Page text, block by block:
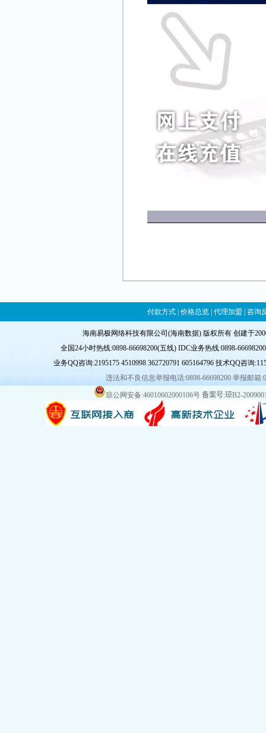
付款方式 价格总览 代理加盟 咨询
海南易极网络科技有限公司(海南数据) 版权所有 创建于
全国24小时热线:0898-66698200(五线) IDC业务热线:0898-
业务QQ咨询:2195175 4510998 362720791 605164796 技术QQ咨询:
违法和不良信息举报电话:0898-66698200 举报邮箱
琼公网安备:46010602000106号 备案号:琼B2-